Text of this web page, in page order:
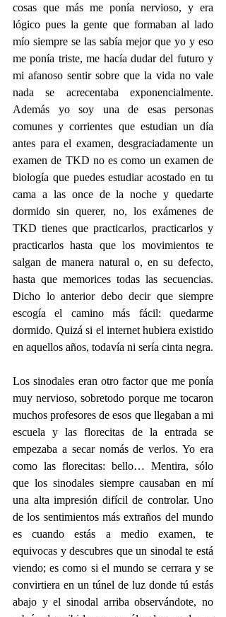
cosas que más me ponía nervioso, y era
lógico pues la gente que formaban al lado
mío siempre se las sabía mejor que yo y eso
me ponía triste, me hacía dudar del futuro y
mi afanoso sentir sobre que la vida no vale
nada se acrecentaba exponencialmente.
Además yo soy una de esas personas
comunes y corrientes que estudian un día
antes para el examen, desgraciadamente un
examen de TKD no es como un examen de
biología que puedes estudiar acostado en tu
cama a las once de la noche y quedarte
dormido sin querer, no, los exámenes de
TKD tienes que practicarlos, practicarlos y
practicarlos hasta que los movimientos te
salgan de manera natural o, en su defecto,
hasta que memorices todas las secuencias.
Dicho lo anterior debo decir que siempre
escogía el camino más fácil: quedarme
dormido. Quizá si el internet hubiera existido
en aquellos años, todavía ni sería cinta negra.
Los sinodales eran otro factor que me ponía
muy nervioso, sobretodo porque me tocaron
muchos profesores de esos que llegaban a mi
escuela y las florecitas de la entrada se
empezaba a secar nomás de verlos. Yo era
como las florecitas: bello… Mentira, sólo
que los sinodales siempre causaban en mí
una alta impresión difícil de controlar. Uno
de los sentimientos más extraños del mundo
es cuando estás a medio examen, te
equivocas y descubres que un sinodal te está
viendo; es como si el mundo se cerrara y se
convirtiera en un túnel de luz donde tú estás
abajo y el sinodal arriba observándote, no